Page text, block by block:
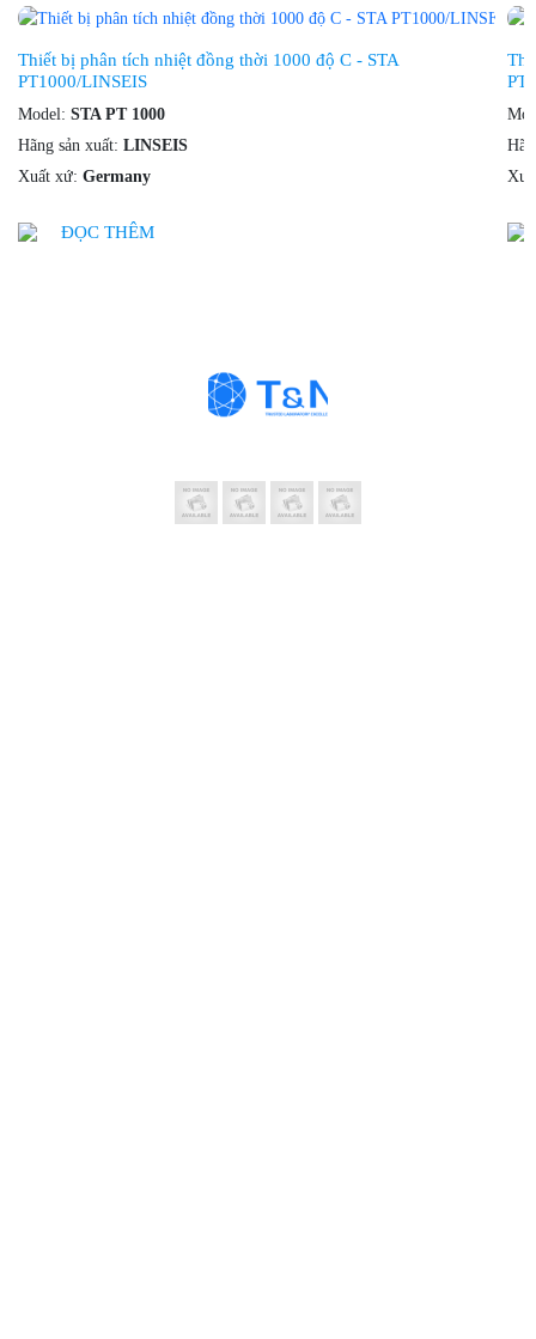
Thiết bị phân tích nhiệt đồng thời 1000 độ C - STA
PT1000/LINSEIS
Model: STA PT 1000
Hãng sản xuất: LINSEIS
Xuất xứ: Germany
ĐỌC THÊM